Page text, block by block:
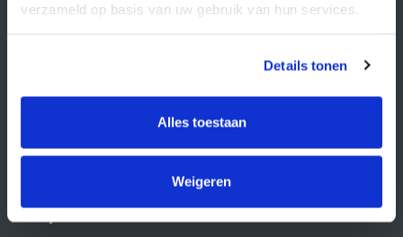
verzameld op basis van uw gebruik van hun services.
Details tonen
Alles toestaan
Weigeren
Retourbeleid